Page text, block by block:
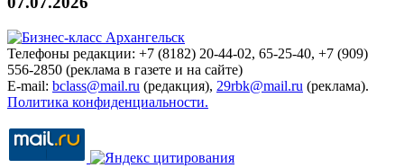
Телефоны редакции: +7 (8182) 20-44-02, 65-25-40, +7 (909)
556-2850 (реклама в газете и на сайте)
E-mail: bclass@mail.ru (редакция), 29rbk@mail.ru (реклама).
Политика конфиденциальности.